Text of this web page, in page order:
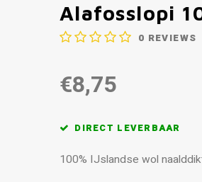
Alafosslopi
0 REVIEWS
€8,75
DIRECT LEVERBAAR
100% IJslandse wol